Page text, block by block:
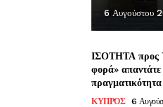
6 Αυγούστου
ΙΣΟΤΗΤΑ προς
φορά» απαντάτε
πραγματικότητα
ΚΥΠΡΟΣ 6